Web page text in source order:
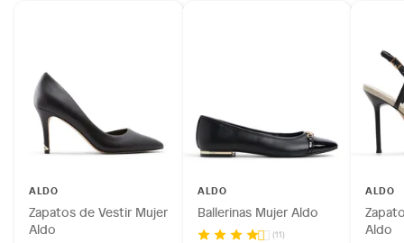
Ficha del producto:
Marca: ALDO
Tipo: Zapatos formales
Género: Mujer
ALDO
Zapatos de Vestir Mujer
Aldo
ALDO
Ballerinas Mujer Aldo
(11)
ALDO
Aldo